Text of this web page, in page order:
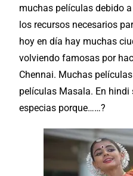
muchas películas debido
los recursos necesarios
hoy en día hay muchas
volviendofamosas por
Chennai. Muchas
películas Masala. En
especias porque……?